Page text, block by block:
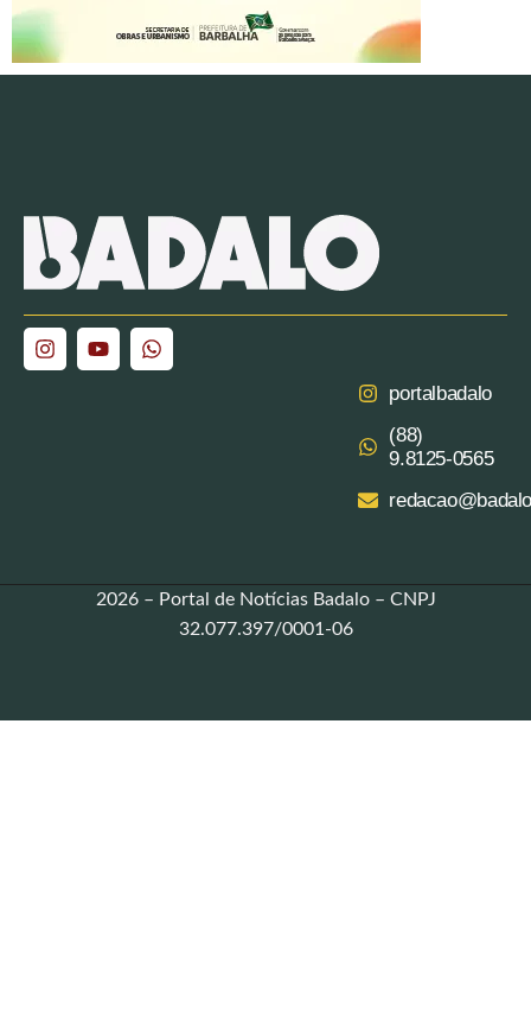
portalbadalo
(88)
9.8125‑0565‬
2026 – Portal de Notícias Badalo – CNPJ
32.077.397/0001-06